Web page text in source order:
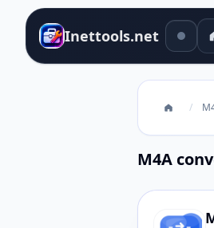
Inettools.net
/
M4A